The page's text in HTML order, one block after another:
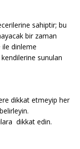
sahiptir; bu
bir zaman
ile dinleme
sunulan
dikkat etmeyip her
dikkat edin.